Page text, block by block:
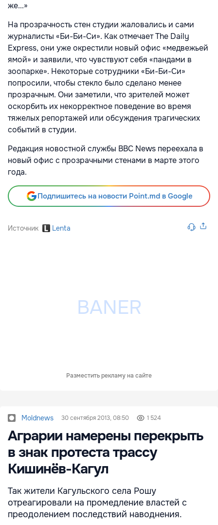
же...»
На прозрачность стен студии жаловались и сами
журналисты «Би-Би-Си». Как отмечает The Daily
Express, они уже окрестили новый офис «медвежьей
ямой» и заявили, что чувствуют себя «пандами в
зоопарке». Некоторые сотрудники «Би-Би-Си»
попросили, чтобы стекло было сделано менее
прозрачным. Они заметили, что зрителей может
оскорбить их некорректное поведение во время
тяжелых репортажей или обсуждения трагических
событий в студии.
Редакция новостной службы BBC News переехала в
новый офис с прозрачными стенами в марте этого
года.
Подпишитесь на новости Point.md в Google
Источник Lenta
Разместить рекламу на сайте
Moldnews 30 сентября 2013, 08:50 1 524
Аграрии намерены перекрыть
в знак протеста трассу
Кишинёв-Кагул
Так жители Кагульского села Рошу
отреагировали на промедление властей с
преодолением последствий наводнения.